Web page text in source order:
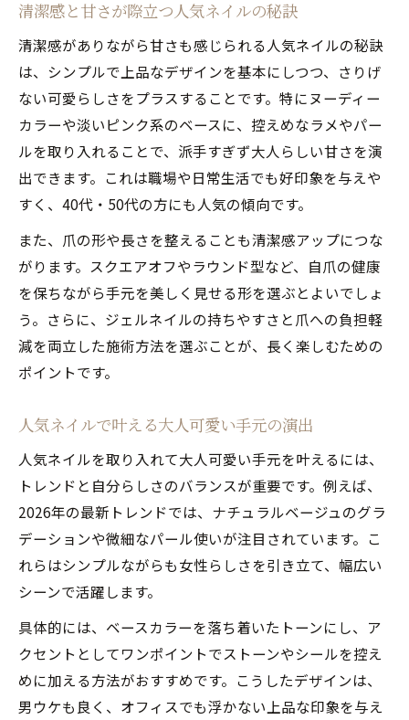
清潔感と甘さが際立つ人気ネイルの秘訣
清潔感がありながら甘さも感じられる人気ネイルの秘訣
は、シンプルで上品なデザインを基本にしつつ、さりげ
ない可愛らしさをプラスすることです。特にヌーディー
カラーや淡いピンク系のベースに、控えめなラメやパー
ルを取り入れることで、派手すぎず大人らしい甘さを演
出できます。これは職場や日常生活でも好印象を与えや
すく、40代・50代の方にも人気の傾向です。
また、爪の形や長さを整えることも清潔感アップにつな
がります。スクエアオフやラウンド型など、自爪の健康
を保ちながら手元を美しく見せる形を選ぶとよいでしょ
う。さらに、ジェルネイルの持ちやすさと爪への負担軽
減を両立した施術方法を選ぶことが、長く楽しむための
ポイントです。
人気ネイルで叶える大人可愛い手元の演出
人気ネイルを取り入れて大人可愛い手元を叶えるには、
トレンドと自分らしさのバランスが重要です。例えば、
2026年の最新トレンドでは、ナチュラルベージュのグラ
デーションや微細なパール使いが注目されています。こ
れらはシンプルながらも女性らしさを引き立て、幅広い
シーンで活躍します。
具体的には、ベースカラーを落ち着いたトーンにし、ア
クセントとしてワンポイントでストーンやシールを控え
めに加える方法がおすすめです。こうしたデザインは、
男ウケも良く、オフィスでも浮かない上品な印象を与え